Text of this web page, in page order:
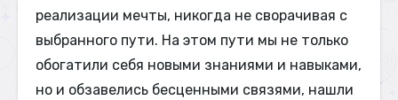
реализации мечты, никогда не сворачивая с
выбранного пути. На этом пути мы не только
обогатили себя новыми знаниями и навыками,
но и обзавелись бесценными связями, нашли